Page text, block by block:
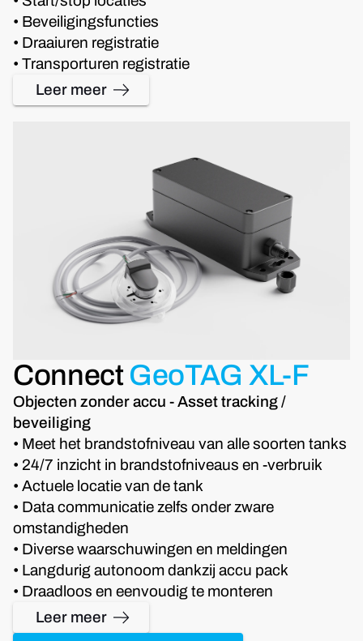
• Beveiligingsfuncties
• Draaiuren registratie
• Transporturen registratie
Leer meer
Connect GeoTAG XL-F
Objecten zonder accu - Asset tracking /
beveiliging
• Meet het brandstofniveau van alle soorten tanks
• 24/7 inzicht in brandstofniveaus en -verbruik
• Actuele locatie van de tank
• Data communicatie zelfs onder zware
omstandigheden
• Diverse waarschuwingen en meldingen
• Langdurig autonoom dankzij accu pack
• Draadloos en eenvoudig te monteren
Leer meer